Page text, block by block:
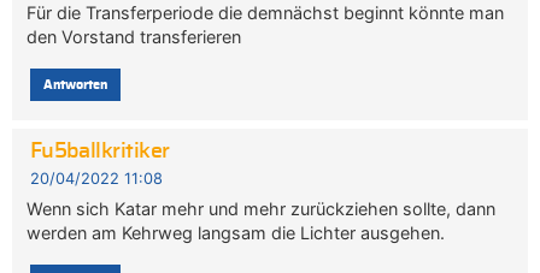
Für die Transferperiode die demnächst beginnt könnte man
den Vorstand transferieren
Antworten
Fu5ballkritiker
20/04/2022 11:08
Wenn sich Katar mehr und mehr zurückziehen sollte, dann
werden am Kehrweg langsam die Lichter ausgehen.